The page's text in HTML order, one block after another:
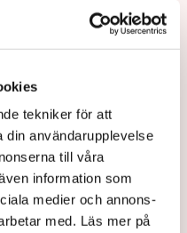
tekniker för att
din användarupplevelse
till våra
information som
medier och annons-
med. Läs mer på
Återställ Våtmarker
torvproducenten
och spridit
klättrar upp på
polisen kan inte
”Upptrappning
nivå”